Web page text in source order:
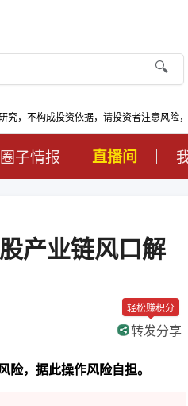
🔍
，不构成投资依据，请投资者注意风险，
圈子情报 直播间
产业链风口解
轻松赚积分
转发分享
，据此操作风险自担。